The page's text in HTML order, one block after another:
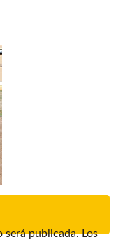
será publicada. Los